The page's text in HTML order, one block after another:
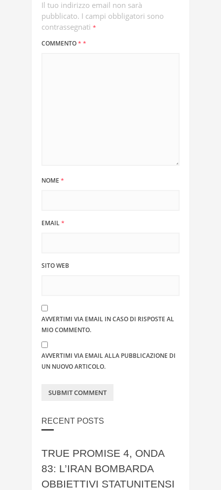
Il tuo indirizzo email non sarà
pubblicato. I campi obbligatori sono
contrassegnati *
COMMENTO* *
NOME *
EMAIL*
SITO WEB
AVVERTIMI VIA EMAIL IN CASO DI RISPOSTE AL
MIO COMMENTO.
AVVERTIMI VIA EMAIL ALLA PUBBLICAZIONE DI
UN NUOVO ARTICOLO.
RECENT POSTS
TRUE PROMISE 4, ONDA
83: L’IRAN BOMBARDA
OBBIETTIVI STATUNITENSI